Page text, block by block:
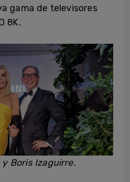
gama de televisores
8K.
Boris Izaguirre.